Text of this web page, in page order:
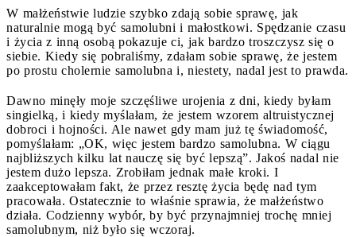
W małżeństwie ludzie szybko zdają sobie sprawę, jak
naturalnie mogą być samolubni i małostkowi. Spędzanie czasu
i życia z inną osobą pokazuje ci, jak bardzo troszczysz się o
siebie. Kiedy się pobraliśmy, zdałam sobie sprawę, że jestem
po prostu cholernie samolubna i, niestety, nadal jest to prawda.
Dawno minęły moje szczęśliwe urojenia z dni, kiedy byłam
singielką, i kiedy myślałam, że jestem wzorem altruistycznej
dobroci i hojności. Ale nawet gdy mam już tę świadomość,
pomyślałam: „OK, więc jestem bardzo samolubna. W ciągu
najbliższych kilku lat nauczę się być lepszą”. Jakoś nadal nie
jestem dużo lepsza. Zrobiłam jednak małe kroki. I
zaakceptowałam fakt, że przez resztę życia będę nad tym
pracowała. Ostatecznie to właśnie sprawia, że ​​małżeństwo
działa. Codzienny wybór, by być przynajmniej trochę mniej
samolubnym, niż było się wczoraj.